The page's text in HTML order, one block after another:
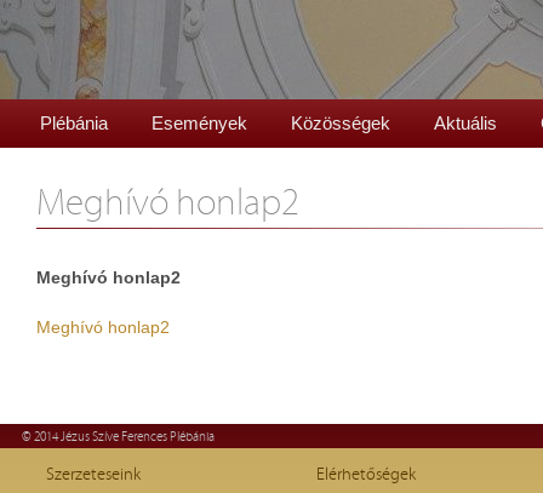
Plébánia Események Közösségek Aktuális
Meghívó honlap2
Meghívó honlap2
Meghívó honlap2
© 2014 Jézus Szíve Ferences Plébánia
Szerzeteseink
Elérhetőségek